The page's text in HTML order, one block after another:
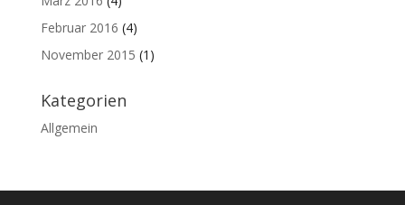
Februar 2016 (4)
November 2015 (1)
Kategorien
Allgemein